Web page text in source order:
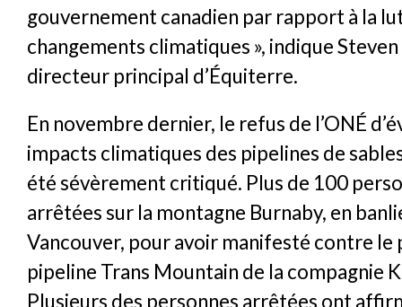
gouvernement canadien par rapport à la
changements climatiques », indique
directeur principal d’Équiterre.
En novembre dernier, le refus de l’ONÉ
impacts climatiques des pipelines de
été sévèrement critiqué. Plus de 100
arrêtées sur la montagne Burnaby, en
Vancouver, pour avoir manifesté contre le
pipeline Trans Mountain de la compagnie
Plusieurs des personnes arrêtées ont